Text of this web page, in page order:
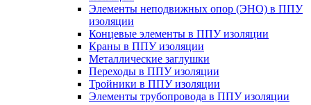
Элементы неподвижных опор (ЭНО) в ППУ
изоляции
Концевые элементы в ППУ изоляции
Краны в ППУ изоляции
Металлические заглушки
Переходы в ППУ изоляции
Тройники в ППУ изоляции
Элементы трубопровода в ППУ изоляции